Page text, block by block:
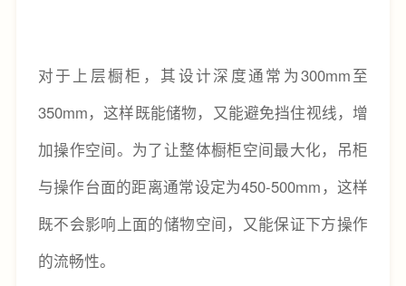
对于上层橱柜，其设计深度通常为300mm至
350mm，这样既能储物，又能避免挡住视线，增
加操作空间。为了让整体橱柜空间最大化，吊柜
与操作台面的距离通常设定为450-500mm，这样
既不会影响上面的储物空间，又能保证下方操作
的流畅性。